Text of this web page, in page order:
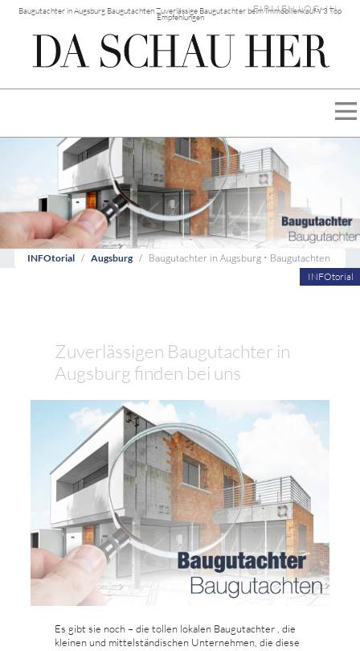
Baugutachter in Augsburg Baugutachten Zuverlässige Baugutachter beim Immobilienkauf √ 3 Top
Empfehlungen
FIRMEN LOG-IN
INFOtorial Augsburg
Baugutachter in Augsburg • Baugutachten
INFOtorial
Zuverlässigen Baugutachter in
Augsburg finden bei uns
Es gibt sie noch – die tollen lokalen Baugutachter , die
kleinen und mittelständischen Unternehmen, die diese